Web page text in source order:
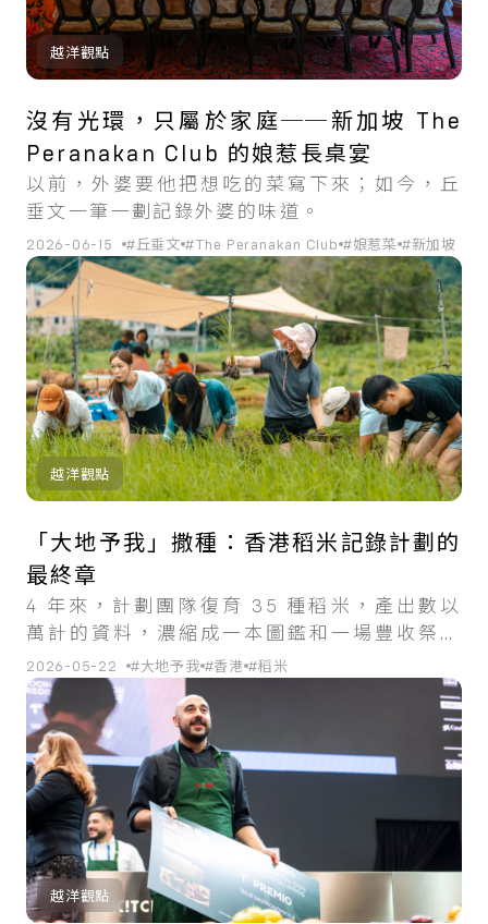
越洋觀點
沒有光環，只屬於家庭──新加坡 The
Peranakan Club 的娘惹長桌宴
以前，外婆要他把想吃的菜寫下來；如今，丘
垂文一筆一劃記錄外婆的味道。
2026-06-15 #丘垂文 #The Peranakan Club #娘惹菜 #新加坡
越洋觀點
「大地予我」撒種：香港稻米記錄計劃的
最終章
4 年來，計劃團隊復育 35 種稻米，產出數以
萬計的資料，濃縮成一本圖鑑和一場豐收祭，
為香港往後不同的文化、經濟與氣候需求，留
下種種可能。
2026-05-22 #大地予我 #香港 #稻米
越洋觀點